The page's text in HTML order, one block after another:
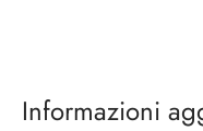
Informazioni